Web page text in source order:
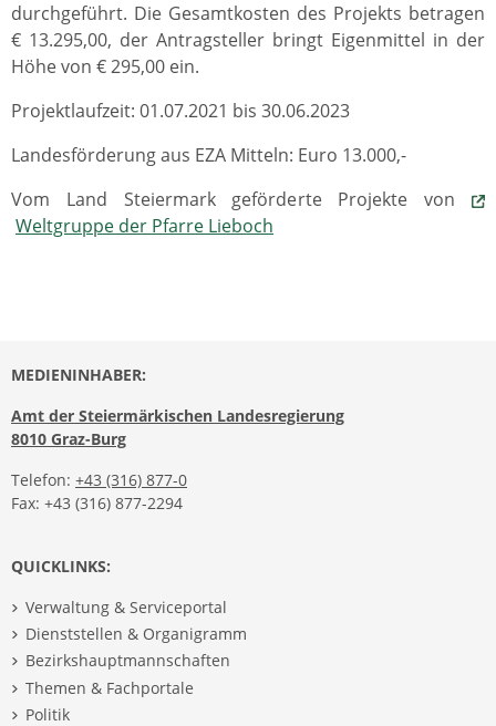
durchgeführt. Die Gesamtkosten des Projekts betragen
€ 13.295,00, der Antragsteller bringt Eigenmittel in der
Höhe von € 295,00 ein.
Projektlaufzeit: 01.07.2021 bis 30.06.2023
Landesförderung aus EZA Mitteln: Euro 13.000,-
Vom Land Steiermark geförderte Projekte von
Weltgruppe der Pfarre Lieboch
MEDIENINHABER:
Amt der Steiermärkischen Landesregierung
8010 Graz-Burg
Telefon: +43 (316) 877-0
Fax: +43 (316) 877-2294
QUICKLINKS:
Verwaltung & Serviceportal
Dienststellen & Organigramm
Bezirkshauptmannschaften
Themen & Fachportale
Politik